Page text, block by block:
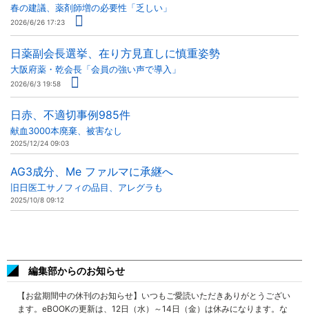
春の建議、薬剤師増の必要性「乏しい」
2026/6/26 17:23
日薬副会長選挙、在り方見直しに慎重姿勢
大阪府薬・乾会長「会員の強い声で導入」
2026/6/3 19:58
日赤、不適切事例985件
献血3000本廃棄、被害なし
2025/12/24 09:03
AG3成分、Me ファルマに承継へ
旧日医工サノフィの品目、アレグラも
2025/10/8 09:12
編集部からのお知らせ
【お盆期間中の休刊のお知らせ】いつもご愛読いただきありがとうござい
ます。eBOOKの更新は、12日（水）～14日（金）は休みになります。な